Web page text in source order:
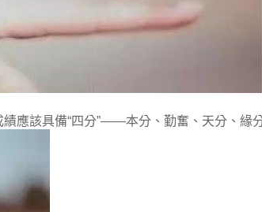
應該具備“四分”——本分、勤奮、天分、緣